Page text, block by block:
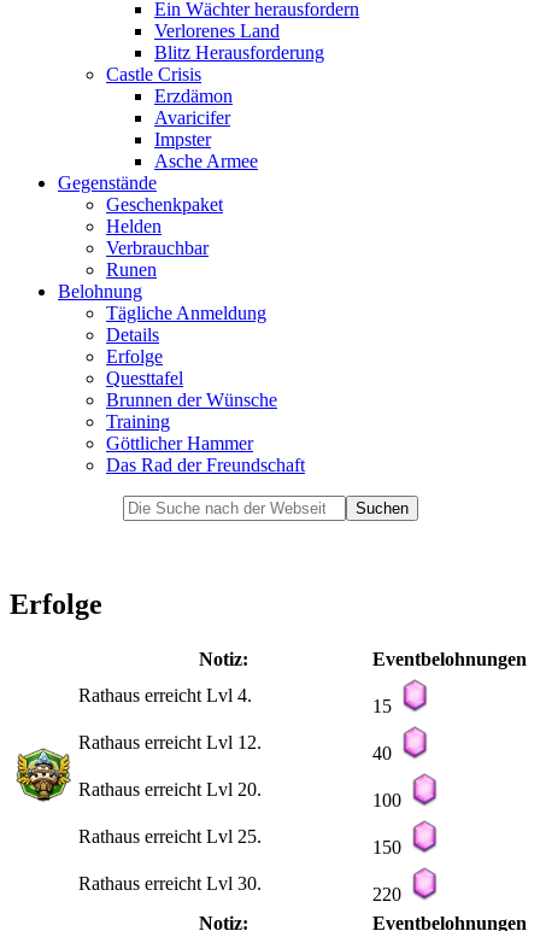
Ein Wächter herausfordern
Verlorenes Land
Blitz Herausforderung
Castle Crisis
Erzdämon
Avaricifer
Impster
Asche Armee
Gegenstände
Geschenkpaket
Helden
Verbrauchbar
Runen
Belohnung
Tägliche Anmeldung
Details
Erfolge
Questtafel
Brunnen der Wünsche
Training
Göttlicher Hammer
Das Rad der Freundschaft
Erfolge
Notiz:
Eventbelohnungen
Rathaus erreicht Lvl 4.
15
Rathaus erreicht Lvl 12.
40
Rathaus erreicht Lvl 20.
100
Rathaus erreicht Lvl 25.
150
Rathaus erreicht Lvl 30.
220
Notiz:
Eventbelohnungen